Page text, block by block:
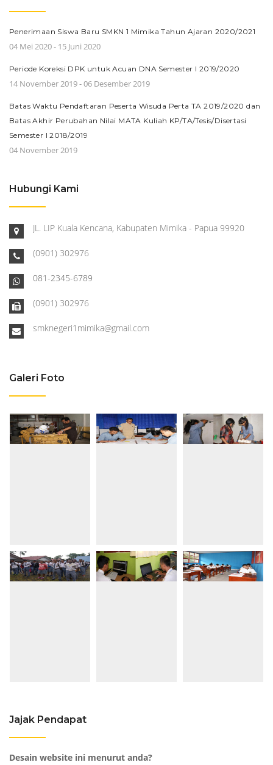
Penerimaan Siswa Baru SMKN 1 Mimika Tahun Ajaran 2020/2021
04 Mei 2020 - 15 Juni 2020
Periode Koreksi DPK untuk Acuan DNA Semester I 2019/2020
14 November 2019 - 06 Desember 2019
Batas Waktu Pendaftaran Peserta Wisuda Perta TA 2019/2020 dan
Batas Akhir Perubahan Nilai MATA Kuliah KP/TA/Tesis/Disertasi
Semester I 2018/2019
04 November 2019
Hubungi Kami
JL. LIP Kuala Kencana, Kabupaten Mimika - Papua 99920
(0901) 302976
081-2345-6789
(0901) 302976
smknegeri1mimika@gmail.com
Galeri Foto
Jajak Pendapat
Desain website ini menurut anda?